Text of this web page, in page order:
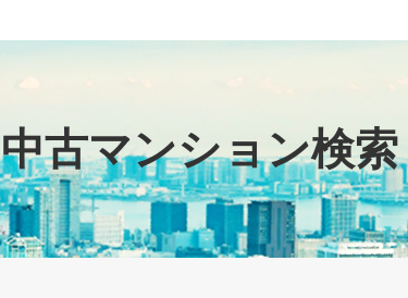
中古マンション検索